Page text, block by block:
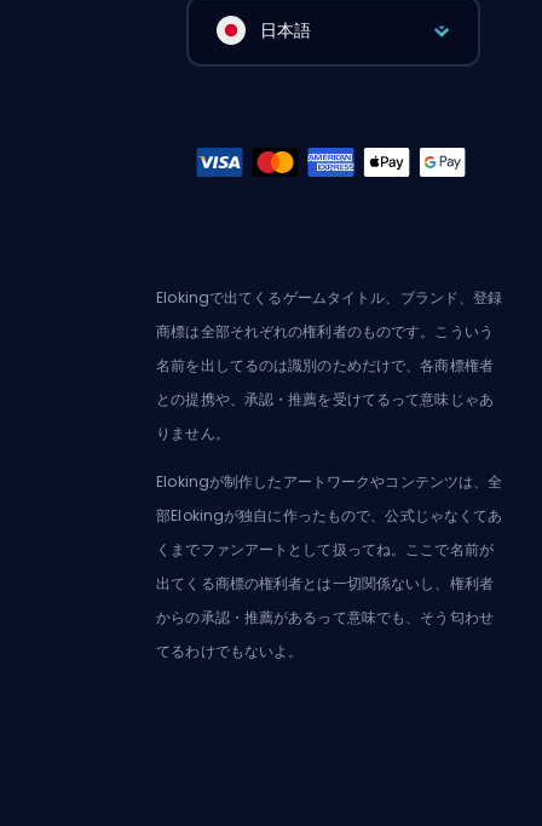
日本語
Elokingで出てくるゲームタイトル、ブランド、登録
商標は全部それぞれの権利者のものです。こういう
名前を出してるのは識別のためだけで、各商標権者
との提携や、承認・推薦を受けてるって意味じゃあ
りません。
Elokingが制作したアートワークやコンテンツは、全
部Elokingが独自に作ったもので、公式じゃなくてあ
くまでファンアートとして扱ってね。ここで名前が
出てくる商標の権利者とは一切関係ないし、権利者
からの承認・推薦があるって意味でも、そう匂わせ
てるわけでもないよ。